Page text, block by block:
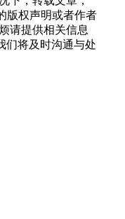
版权声明或者作者
请提供相关信息
们将及时沟通与处